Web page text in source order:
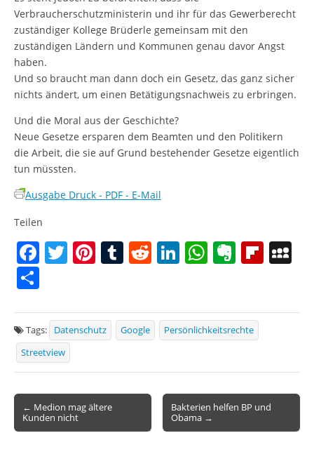
Verbraucherschutzministerin und ihr für das Gewerberecht
zuständiger Kollege Brüderle gemeinsam mit den
zuständigen Ländern und Kommunen genau davor Angst
haben.
Und so braucht man dann doch ein Gesetz, das ganz sicher
nichts ändert, um einen Betätigungsnachweis zu erbringen.
Und die Moral aus der Geschichte?
Neue Gesetze ersparen dem Beamten und den Politikern
die Arbeit, die sie auf Grund bestehender Gesetze eigentlich
tun müssten.
Ausgabe Druck - PDF - E-Mail
Teilen
F
e
b
o
o
k
T
er
Pi
e
st
T
bl
r
R
di
t
Li
e
dI
n
W
s
A
p
p
E
n
ot
e
Fl
o
d
p
c
e
le
n
Tags: Datenschutz Google
Persönlichkeitsrechte
Streetview
Post
navigation
← Medion mag ältere
Kunden nicht
Bakterien helfen BP und
Obama →